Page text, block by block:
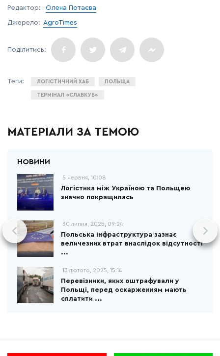
Редактор: Олена Потаєва
Джерело: AgroTimes
ЛОГІСТИЧНИЙ ХАБ ПОЛЬЩА
ТЕРМІНАЛ «СЛАВКУВ»
МАТЕРІАЛИ ЗА ТЕМОЮ
5 червня, 10:08
Логістика між Україною та Польщею
значно покращилась
30 липня, 2025, 09:24
Польська інфраструктура зазнає
величезних втрат внаслідок відсутності
...
13 лютого, 2025, 15:14
Перевізники, яких оштрафували у
Польщі, перед оскарженням мають
сплатити ...